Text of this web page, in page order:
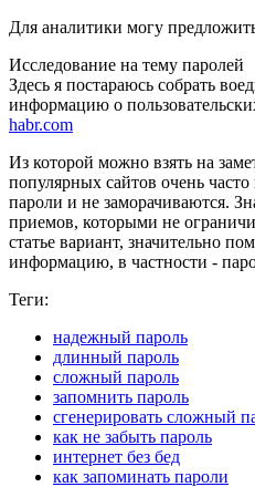
Для аналитики могу
Исследование на тему паролей
Здесь я постараюсь собрать
информацию о
habr.com
Из которой можно взять на
популярных сайтов очень
пароли и не заморачиваются.
приемов, которыми не
статье вариант, значительно
информацию, в частности -
Теги:
надежный пароль
длинный пароль
сложный пароль
запомнить пароль
сгенерировать сложный
как не забыть пароль
интернет без бед
как запоминать пароли